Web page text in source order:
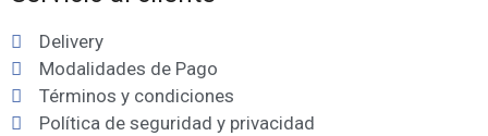
Delivery
Modalidades de Pago
Términos y condiciones
Política de seguridad y privacidad